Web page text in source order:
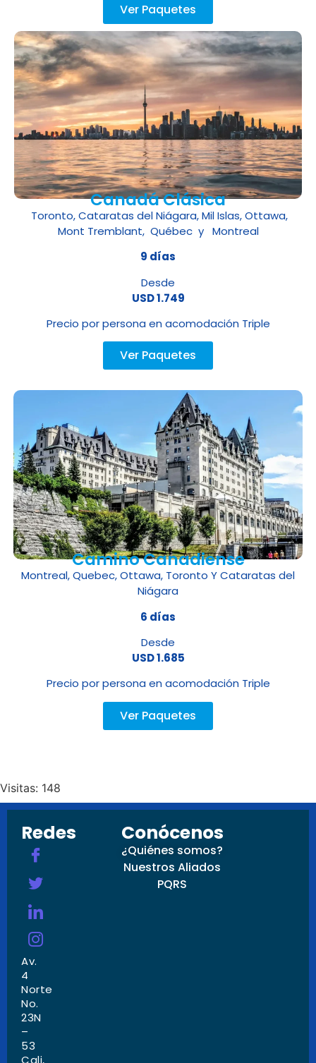
Ver Paquetes
Canadá Clásica
Toronto, Cataratas del Niágara, Mil Islas, Ottawa,
Mont Tremblant, Québec y Montreal
9 días
Desde
USD 1.749
Precio por persona en acomodación Triple
Ver Paquetes
Camino Canadiense
Montreal, Quebec, Ottawa, Toronto Y Cataratas del
Niágara
6 días
Desde
USD 1.685
Precio por persona en acomodación Triple
Ver Paquetes
Visitas: 148
Redes
Av.
4
Norte
No.
23N
–
53
Cali,
Conócenos
¿Quiénes somos?
Nuestros Aliados
PQRS